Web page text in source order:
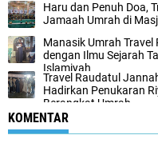
Haru dan Penuh Doa,
Jamaah Umrah di
Manasik Umrah
dengan Ilmu Sejarah
Islamiyah
Travel Raudatul
Hadirkan Penukaran
Berangkat Umrah
KOMENTAR